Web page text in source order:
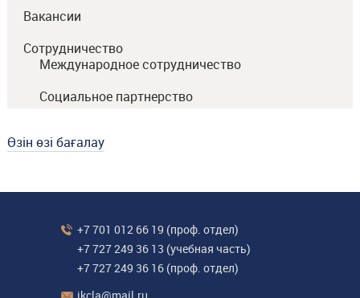
Вакансии
Сотрудничество
Международное сотрудничество
Социальное партнерство
Өзін өзі бағалау
+7 701 012 66 19 (проф. отдел)
+7 727 249 36 13 (учебная часть)
+7 727 249 36 16 (проф. отдел)